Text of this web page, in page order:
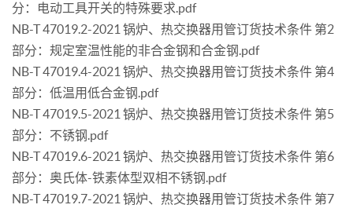
分：电动工具开关的特殊要求.pdf
NB-T 47019.2-2021 锅炉、热交换器用管订货技术条件 第2
部分：规定室温性能的非合金钢和合金钢.pdf
NB-T 47019.4-2021 锅炉、热交换器用管订货技术条件 第4
部分：低温用低合金钢.pdf
NB-T 47019.5-2021 锅炉、热交换器用管订货技术条件 第5
部分：不锈钢.pdf
NB-T 47019.6-2021 锅炉、热交换器用管订货技术条件 第6
部分：奥氏体-铁素体型双相不锈钢.pdf
NB-T 47019.7-2021 锅炉、热交换器用管订货技术条件 第7